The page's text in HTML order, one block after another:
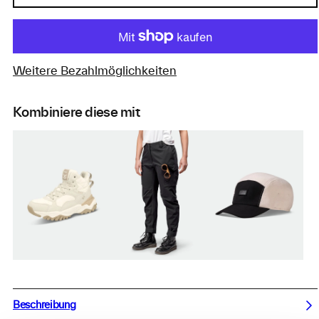
Weitere Bezahlmöglichkeiten
Kombiniere diese mit
Beschreibung